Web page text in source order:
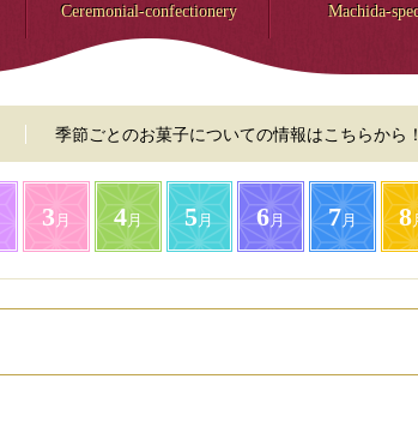
Ceremonial-confectionery Machida-
季節ごとのお菓子についての情報はこちらから
3 月 4月 5月 6月 7月 8